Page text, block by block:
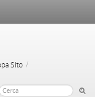
Sito /